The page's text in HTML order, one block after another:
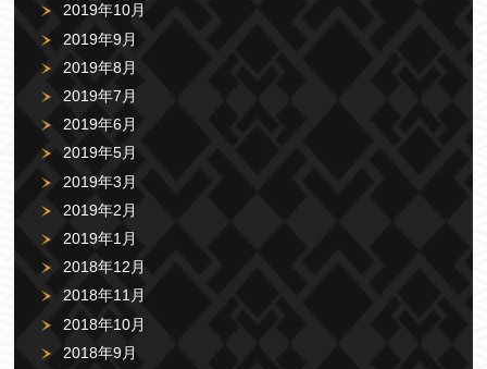
2019年10月
2019年9月
2019年8月
2019年7月
2019年6月
2019年5月
2019年3月
2019年2月
2019年1月
2018年12月
2018年11月
2018年10月
2018年9月